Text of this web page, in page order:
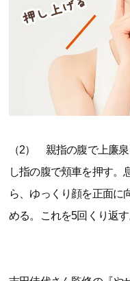
（2） 親指の腹で上廉
し指の腹で頬車を押す。
ら、ゆっくり顔を正面に
める。これを5回くり返す